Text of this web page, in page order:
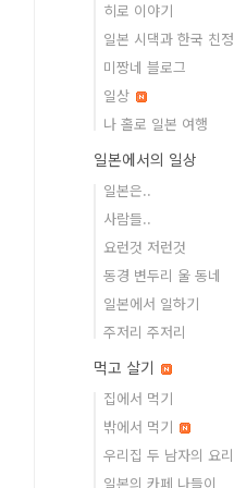
히로 이야기
일본 시댁과 한국 친정
미짱네 블로그
일상
나 홀로 일본 여행
일본에서의 일상
일본은..
사람들..
요런것 저런것
동경 변두리 울 동네
일본에서 일하기
주저리 주저리
먹고 살기
집에서 먹기
밖에서 먹기
우리집 두 남자의 요리
일본의 카페 나들이